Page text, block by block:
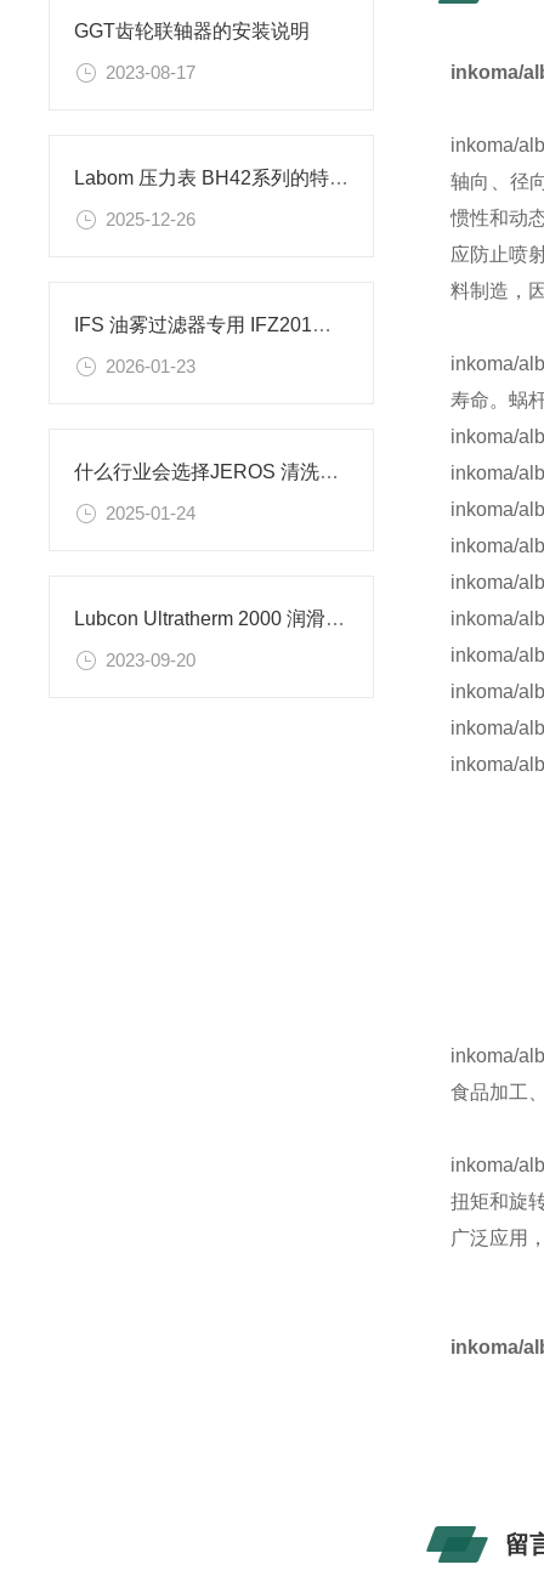
GGT齿轮联轴器的安装说明
2023-08-17
Labom 压力表 BH42系列的特点和应用
2025-12-26
IFS 油雾过滤器专用 IFZ201滤芯，都主要用作哪些机床上
2026-01-23
什么行业会选择JEROS 清洗机 型号 8105
2025-01-24
Lubcon Ultratherm 2000 润滑油脂的数据表
2023-09-20
inkoma/
inkoma/
轴向、径
惯性和动
应防止喷
料制造，
inkoma/
寿命。蜗
inkoma/
inkoma/
inkoma/
inkoma/
inkoma/
inkoma/
inkoma/
inkoma/
inkoma/
inkoma/
inkoma/
食品加工
inkoma/
扭矩和旋
广泛应用
inkoma/
留